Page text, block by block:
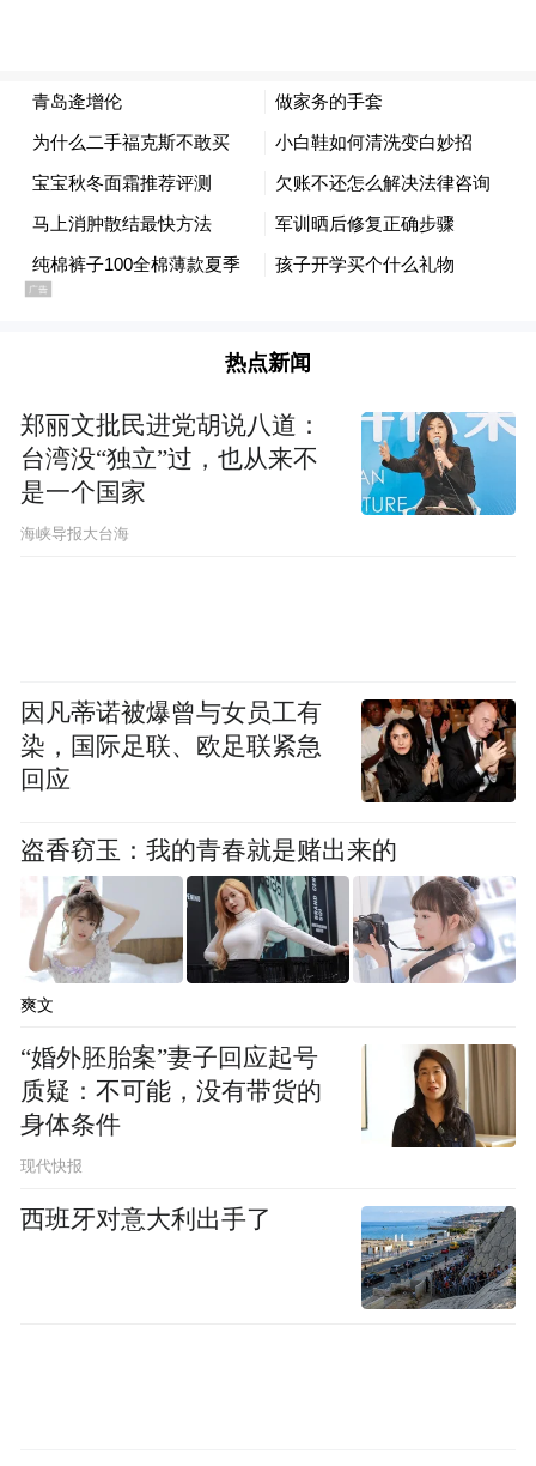
实际生产力和市场产品方面存在不足。科研
成果与企业需求之间的对接不够紧密，缺乏
有效的技术转移和成果转化机制，导致许多
具有应用潜力的技术停留在实验室阶段，未
能及时为产业发展提供支持。
协同合作不够紧密，存在信息不对称、沟通
不畅等问题。在数据采集、传输、处理、应
用等环节，企业之间缺乏有效的分工协作和
和市场拓展方面面临困难
1.技术研发困难。首先是中小型科技企业自
本。相较于大型企业，中小企业吸引风险投
资的竞争力较弱，难以获得足够的外部资金
用于技术研发，导致在海洋传感器、大数据
处理等关键技术研发上投入不足，技术更新
人才本就稀缺，中小型企业在人才竞争中处
于劣势，难以组建起一支高素质、专业化的
技术研发团队。人才的短缺使得企业在攻克
不足，制约了企业的技术创新能力。第三在
产学研合作中，高校和科研机构往往更倾向
于与大型企业合作，导致中小企业获取外部
热点新闻
郑丽文批民进党胡说八道：
台湾没“独立”过，也从来不
是一个国家
​海峡导报大台海
因凡蒂诺被爆曾与女员工有
染，国际足联、欧足联紧急
回应
盗香窃玉：我的青春就是赌出来的
爽文
“婚外胚胎案”妻子回应起号
质疑：不可能，没有带货的
身体条件
现代快报
西班牙对意大利出手了